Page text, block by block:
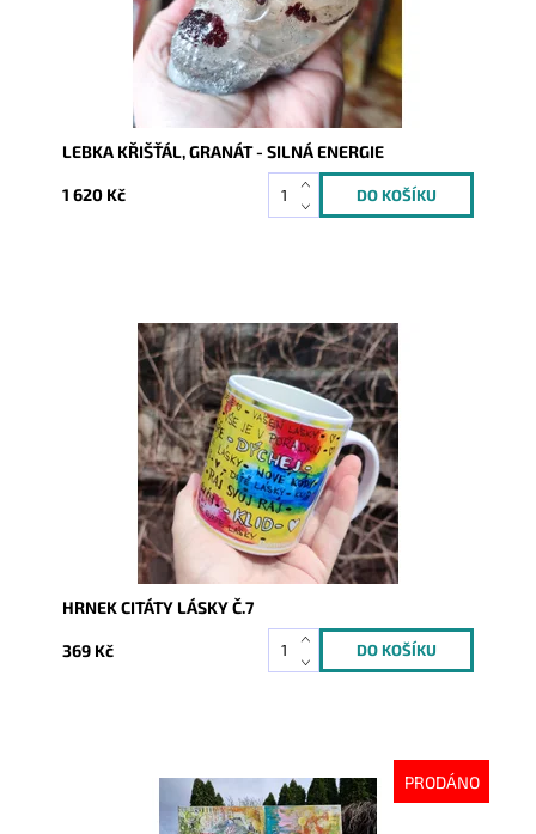
LEBKA KŘIŠŤÁL, GRANÁT - SILNÁ ENERGIE
1 620 Kč
Dostupnost:
Skladem
8392
HRNEK CITÁTY LÁSKY Č.7
369 Kč
PRODÁNO
Vyprodáno